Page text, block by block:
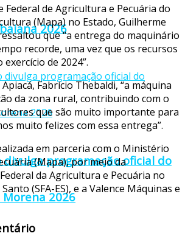
2026
divulga programação oficial do
2026
de Agricultura e Pecuária do
(Mapa) no Estado, Guilherme
que “a entrega do maquinário
recorde, uma vez que os recursos
de 2024”.
Fabrício Thebaldi, “a máquina
da zona rural, contribuindo com o
que são muito importante para
muito felizes com essa entrega”.
em parceria com o Ministério
(Mapa), por meio da
da Agricultura e Pecuária no
(SFA-ES), e a Valence Máquinas e